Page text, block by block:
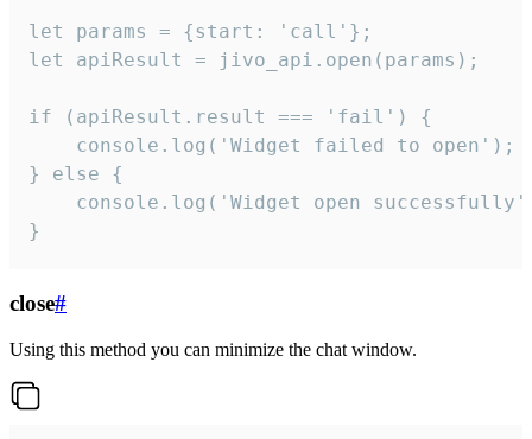
let params = {start: 'call'};
let apiResult = jivo_api.open(params);
if (apiResult.result === 'fail') {
    console.log('Widget failed to open');
} else {
console.log('Widget open
}
close#
Using this method you can minimize the chat window.